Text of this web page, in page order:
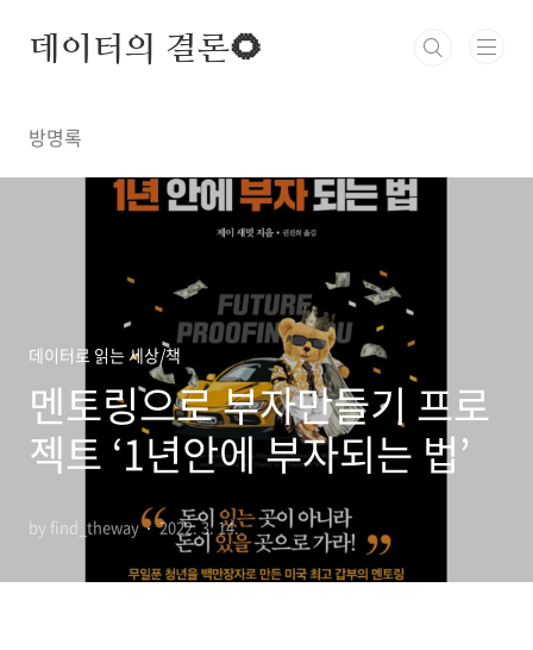
데이터의 결론🌻
방명록
데이터로 읽는 세상/책
멘토링으로 부자만들기 프로
젝트 ‘1년안에 부자되는 법’
by find_theway 2022. 3. 14.